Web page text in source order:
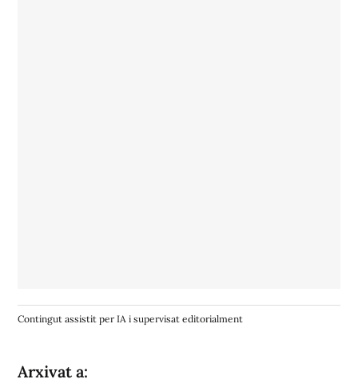
Contingut assistit per IA i supervisat editorialment
Arxivat a: